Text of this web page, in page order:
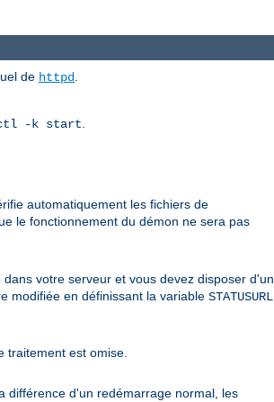
de httpd
-k start
automatiquement les fichiers de
le fonctionnement du démon ne sera pas
dans votre serveur et vous devez disposer d'un
modifiée en définissant la variable STATUSURL
traitement est omise.
différence d'un redémarrage normal, les